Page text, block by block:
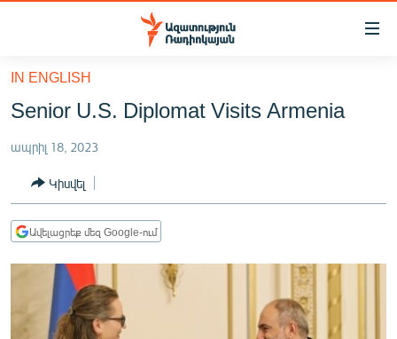
Մատչելիության
հիմնական
բովանդակությանը
հիմնական
մենյուին
Որոնում
ՔԱՂԱՔԱԿԱՆ
ԸՆՏՐՈՒԹՅՈՒՆՆԵՐ 2026
ԻՐԱՎՈՒՆՔ
ՏՆՏԵՍՈՒԹՅՈՒՆ
ՂԱՐԱԲԱՂ
IN ENGLISH
Senior U.S. Diplomat Visits Armenia
ապրիլ 18, 2023
Կիսվել
Ավելացրեք մեզ Google-ում